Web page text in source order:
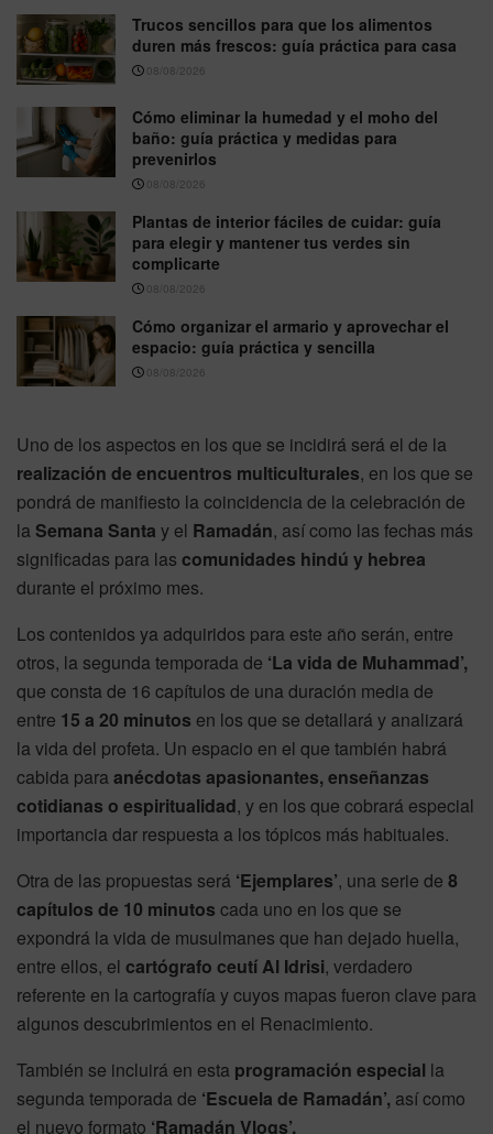
Trucos sencillos para que los alimentos
duren más frescos: guía práctica para casa
08/08/2026
Cómo eliminar la humedad y el moho del
baño: guía práctica y medidas para
prevenirlos
08/08/2026
Plantas de interior fáciles de cuidar: guía
para elegir y mantener tus verdes sin
complicarte
08/08/2026
Cómo organizar el armario y aprovechar el
espacio: guía práctica y sencilla
08/08/2026
Uno de los aspectos en los que se incidirá será el de la
realización de encuentros multiculturales, en los que se
pondrá de manifiesto la coincidencia de la celebración de
la Semana Santa y el Ramadán, así como las fechas más
significadas para las comunidades hindú y hebrea
durante el próximo mes.
Los contenidos ya adquiridos para este año serán, entre
otros, la segunda temporada de ‘La vida de Muhammad’,
que consta de 16 capítulos de una duración media de
entre 15 a 20 minutos en los que se detallará y analizará
la vida del profeta. Un espacio en el que también habrá
cabida paraanécdotas apasionantes, enseñanzas
cotidianas o espiritualidad, y en los que cobrará especial
importancia dar respuesta a los tópicos más habituales.
Otra de las propuestas será ‘Ejemplares’, una serie de 8
capítulos de 10 minutos cada uno en los que se
expondrá la vida de musulmanes que han dejado huella,
entre ellos, el cartógrafo ceutí Al Idrisi, verdadero
referente en la cartografía y cuyos mapas fueron clave para
algunos descubrimientos en el Renacimiento.
También se incluirá en esta programación especial la
segunda temporada de ‘Escuela de Ramadán’, así como
el nuevo formato ‘Ramadán Vlogs’.